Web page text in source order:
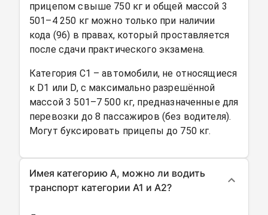
прицепом свыше 750 кг и общей массой 3
501–4 250 кг можно только при наличии
кода (96) в правах, который проставляется
после сдачи практического экзамена.
Категория C1 – автомобили, не относящиеся
к D1 или D, с максимально разрешённой
массой 3 501–7 500 кг, предназначенные для
перевозки до 8 пассажиров (без водителя).
Могут буксировать прицепы до 750 кг.
Имея категорию A, можно ли водить
транспорт категории A1 и A2?